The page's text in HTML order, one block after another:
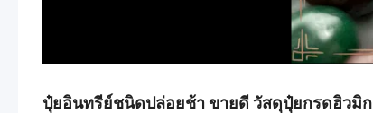
ปุ๋ยอินทรีย์ชนิดปล่อยช้า ขายดี วัสดุปุ๋ยกรดฮิวมิก